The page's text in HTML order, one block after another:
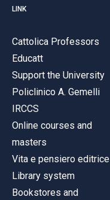
LINK
Cattolica Professors
Educatt
Support the University
Policlinico A. Gemelli
IRCCS
Online courses and
masters
Vita e pensiero editrice
Library system
Bookstores and